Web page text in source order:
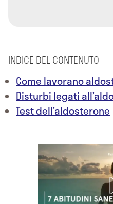
INDICE DEL CONTENUTO
Come lavorano
Disturbi legati
Test dell’aldosterone